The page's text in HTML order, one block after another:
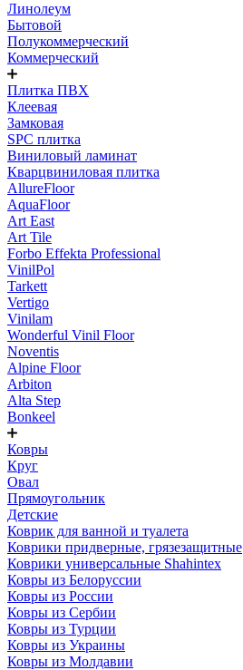
Линолеум
Бытовой
Полукоммерческий
Коммерческий
Плитка ПВХ
Клеевая
Замковая
SPC плитка
Виниловый ламинат
Кварцвиниловая плитка
AllureFloor
AquaFloor
Art East
Art Tile
Forbo Effekta Professional
VinilPol
Tarkett
Vertigo
Vinilam
Wonderful Vinil Floor
Noventis
Alpine Floor
Arbiton
Alta Step
Bonkeel
Ковры
Круг
Овал
Прямоугольник
Детские
Коврик для ванной и туалета
Коврики придверные, грязезащитные
Коврики универсальные Shahintex
Ковры из Белоруссии
Ковры из России
Ковры из Сербии
Ковры из Турции
Ковры из Украины
Ковры из Молдавии